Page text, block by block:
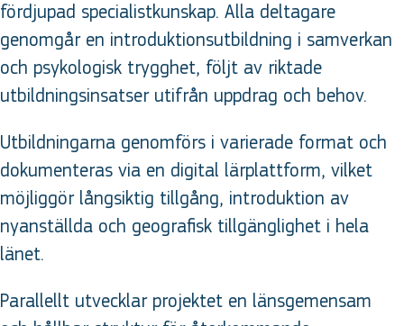
fördjupad specialistkunskap. Alla deltagare
genomgår en introduktionsutbildning i samverkan
och psykologisk trygghet, följt av riktade
utbildningsinsatser utifrån uppdrag och behov.
Utbildningarna genomförs i varierade format och
dokumenteras via en digital lärplattform, vilket
möjliggör långsiktig tillgång, introduktion av
nyanställda och geografisk tillgänglighet i hela
länet.
Parallellt utvecklar projektet en länsgemensam